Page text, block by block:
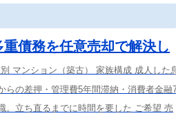
債務を任意売却で解決し
マンション（築古） 家族構成 成人した
らの差押・管理費5年間滞納・消費者金融
。立ち直るまでに時間を要した ご希望 売